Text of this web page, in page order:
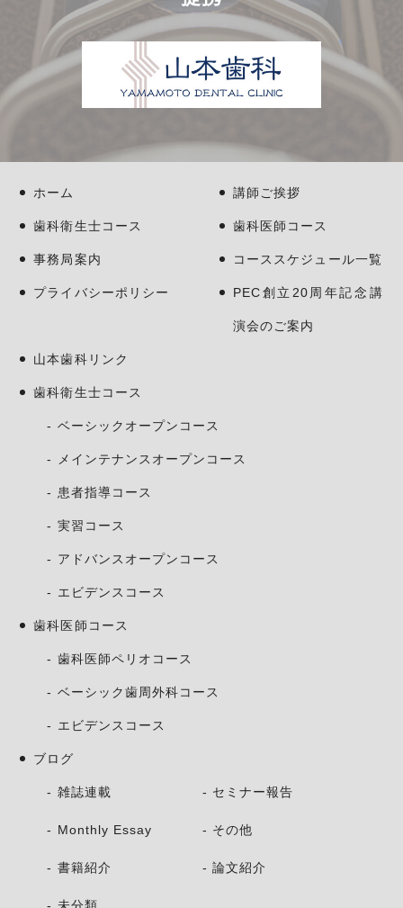
ホーム 講師ご挨拶
歯科衛生士コース 歯科医師コース
事務局案内 コーススケジュール一覧
プライバシーポリシー PEC創立20周年記念講
演会のご案内
山本歯科リンク
歯科衛生士コース
ベーシックオープンコース
メインテナンスオープンコース
患者指導コース
実習コース
アドバンスオープンコース
エビデンスコース
歯科医師コース
歯科医師ペリオコース
ベーシック歯周外科コース
エビデンスコース
ブログ
雑誌連載 セミナー報告
Monthly Essay その他
書籍紹介 論文紹介